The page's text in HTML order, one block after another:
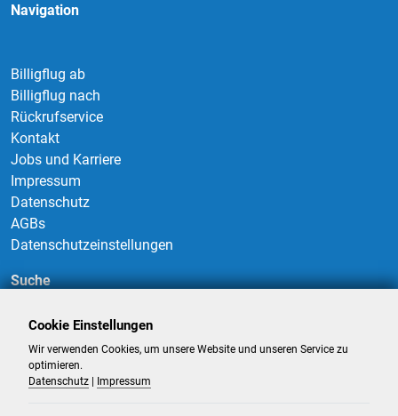
Navigation
Billigflug ab
Billigflug nach
Rückrufservice
Kontakt
Jobs und Karriere
Impressum
Datenschutz
AGBs
Datenschutzeinstellungen
Suche
Suchen
Cookie Einstellungen
Wir verwenden Cookies, um unsere Website und unseren Service zu
optimieren.
Datenschutz
Impressum